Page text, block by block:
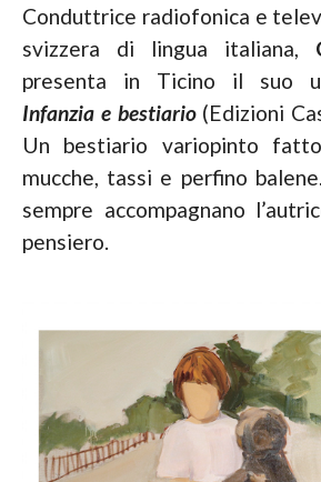
Conduttrice radiofonica e
svizzera di lingua italiana,
presenta in Ticino il suo
Infanzia e bestiario (Edizioni
Un bestiario variopinto
mucche, tassi e perfino
sempre accompagnano
pensiero.